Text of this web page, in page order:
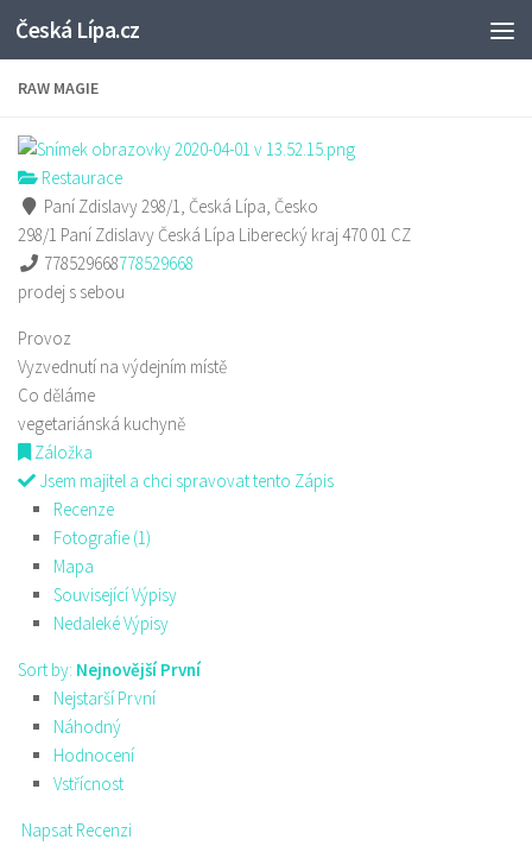
Skip to content
Česká Lípa.cz
RAW MAGIE
Restaurace
Paní Zdislavy 298/1, Česká Lípa, Česko
298/1 Paní Zdislavy Česká Lípa Liberecký kraj470 01 CZ
778529668778529668
prodej s sebou
Provoz
Vyzvednutí na výdejním místě
Co děláme
vegetariánská kuchyně
Záložka
Jsem majitel a chci spravovat tento Zápis
Recenze
Fotografie (1)
Mapa
Související Výpisy
Nedaleké Výpisy
Sort by: Nejnovější První
Nejstarší První
Náhodný
Hodnocení
Vstřícnost
Napsat Recenzi